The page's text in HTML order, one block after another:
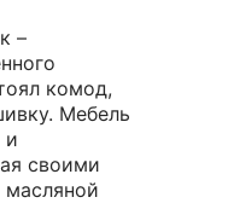
–
комод,
Мебель
и
своими